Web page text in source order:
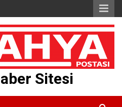
Sitesi